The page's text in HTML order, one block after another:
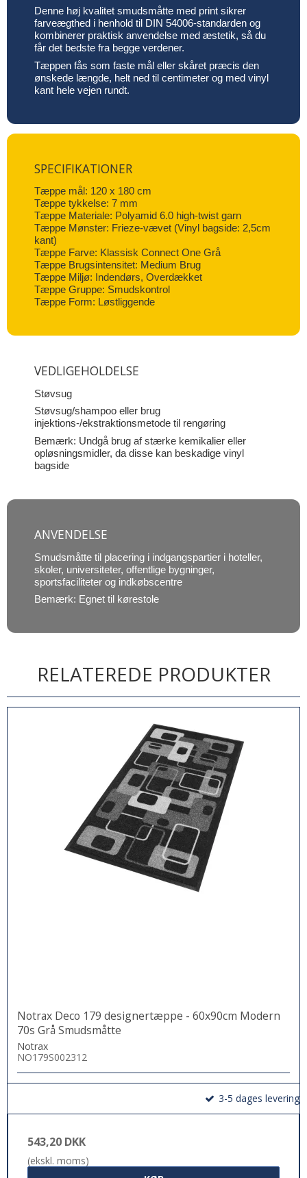
Denne høj kvalitet smudsmåtte med print sikrer
farveægthed i henhold til DIN 54006-standarden og
kombinerer praktisk anvendelse med æstetik, så du
får det bedste fra begge verdener.
Tæppen fås som faste mål eller skåret præcis den
ønskede længde, helt ned til centimeter og med vinyl
kant hele vejen rundt.
SPECIFIKATIONER
Tæppe mål: 120 x 180 cm
Tæppe tykkelse: 7 mm
Tæppe Materiale: Polyamid 6.0 high-twist garn
Tæppe Mønster: Frieze-vævet (Vinyl bagside: 2,5cm
kant)
Tæppe Farve: Klassisk Connect One Grå
Tæppe Brugsintensitet: Medium Brug
Tæppe Miljø: Indendørs, Overdækket
Tæppe Gruppe: Smudskontrol
Tæppe Form: Løstliggende
VEDLIGEHOLDELSE
Støvsug
Støvsug/shampoo eller brug
injektions-/ekstraktionsmetode til rengøring
Bemærk: Undgå brug af stærke kemikalier eller
opløsningsmidler, da disse kan beskadige vinyl
bagside
ANVENDELSE
Smudsmåtte til placering i indgangspartier i hoteller,
skoler, universiteter, offentlige bygninger,
sportsfaciliteter og indkøbscentre
Bemærk: Egnet til kørestole
RELATEREDE PRODUKTER
Notrax Deco 179 designertæppe - 60x90cm Modern
70s Grå Smudsmåtte
Notrax
NO179S002312
3-5 dages levering
543,20 DKK
(ekskl. moms)